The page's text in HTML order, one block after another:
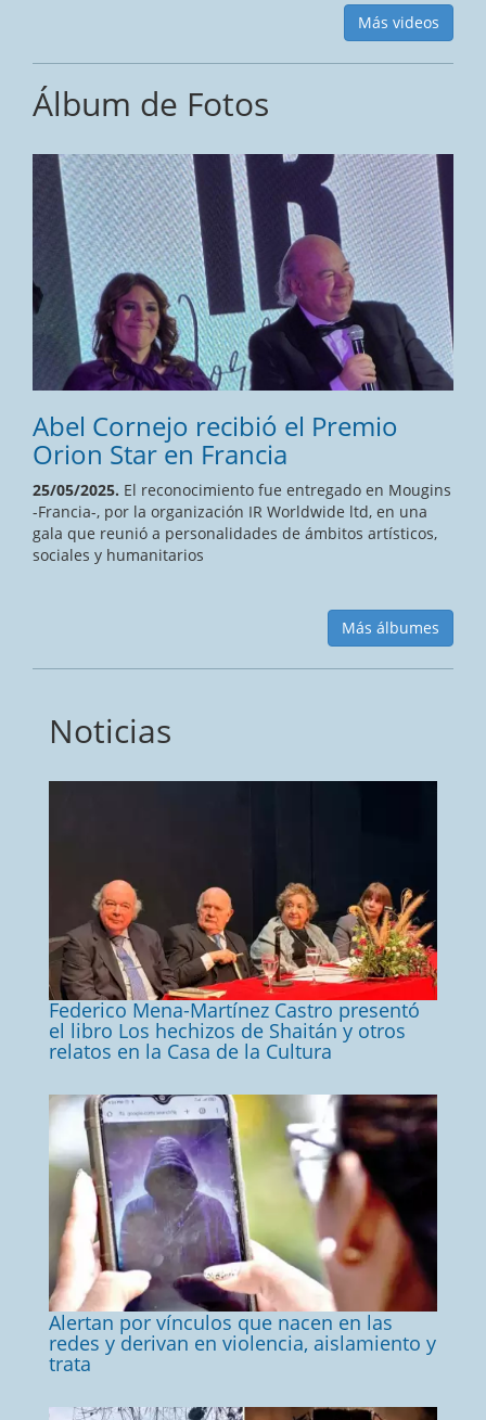
Más videos
Álbum de Fotos
Abel Cornejo recibió el Premio
Orion Star en Francia
25/05/2025. El reconocimiento fue entregado en Mougins
-Francia-, por la organización IR Worldwide ltd, en una
gala que reunió a personalidades de ámbitos artísticos,
sociales y humanitarios
Más álbumes
Noticias
Federico Mena-Martínez Castro presentó
el libro Los hechizos de Shaitán y otros
relatos en la Casa de la Cultura
Alertan por vínculos que nacen en las
redes y derivan en violencia, aislamiento y
trata